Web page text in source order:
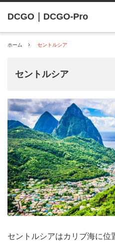
ホーム セントルシア
セントルシア
セントルシアはカリブ海に位